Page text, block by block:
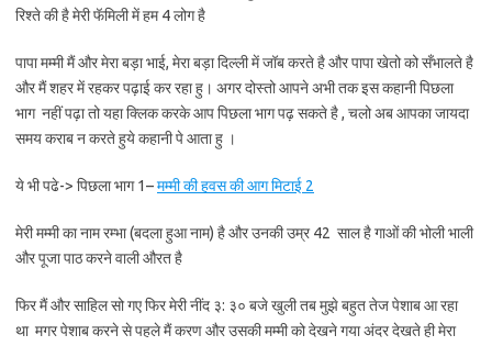
रिश्ते की है मेरी फॅमिली में हम 4 लोग है
पापा मम्मी मैं और मेरा बड़ा भाई, मेरा बड़ा दिल्ली में जॉब करते है और पापा खेतो को सँभालते है
और मैं शहर में रहकर पढ़ाई कर रहा हु। अगर दोस्तो आपने अभी तक इस कहानी पिछला
भाग नहीं पढ़ा तो यहा क्लिक करके आप पिछला भाग पढ़ सकते है , चलो अब आपका जायदा
समय कराब न करते हुये कहानी पे आता हु ।
ये भी पढे-> पिछला भाग 1–मम्मी की हवस की आग मिटाई 2
मेरी मम्मी का नाम रम्भा (बदला हुआ नाम) है और उनकी उम्र 42 साल है गाओं की भोली भाली
और पूजा पाठ करने वाली औरत है
फिर मैं और साहिल सो गए फिर मेरी नींद ३: ३० बजे खुली तब मुझे बहुत तेज पेशाब आ रहा
था मगर पेशाब करने से पहले मैं करण और उसकी मम्मी को देखने गया अंदर देखते ही मेरा